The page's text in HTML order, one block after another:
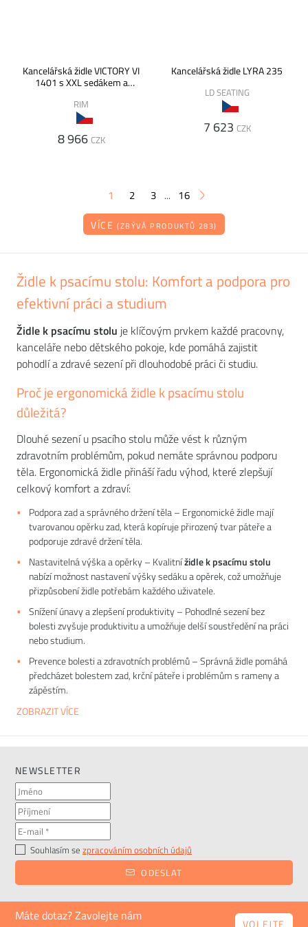
Kancelářská židle VICTORY VI
1401 s XXL sedákem a
RIM
8 966 CZK
Kancelářská židle LYRA 235
LD SEATING
7 623 CZK
1 2 3 ... 16
VÍCE (ZBÝVÁ PRODUKTŮ 283)
Židle k psacímu stolu: Komfort a podpora pro
efektivní práci a studium
Židle k psacímu stolu je klíčovým prvkem každé pracovny,
kanceláře nebo dětského pokoje, kde pomáhá zajistit
pohodlí a zdravé sezení při dlouhodobé práci či studiu.
únavu a pomáhá předcházet bolestem zad a krční páteře.
Na trhu je dnes k dispozici široká škála židlí k psacímu stolu,
vlastnostmi. Výběrem vhodné židle lze zajistit maximální
pohodlí i estetický přínos do pracovního prostoru.
Proč je ergonomická židle k psacímu stolu
důležitá?
Dlouhé sezení u psacího stolu může vést k různým
zdravotním problémům, pokud nemáte správnou podporu
těla. Ergonomická židle přináší řadu výhod, které zlepšují
celkový komfort a zdraví:
Podpora zad a správného držení těla – Ergonomické židle mají
tvarovanou opěrku zad, která kopíruje přirozený tvar páteře a
podporuje zdravé držení těla.
Nastavitelná výška a opěrky – Kvalitnížidle k psacímu stolu
nabízí možnost nastavení výšky sedáku a opěrek, což umožňuje
přizpůsobení židle potřebám každého uživatele.
Snížení únavy a zlepšení produktivity – Pohodlné sezení bez
bolesti zvyšuje produktivitu a umožňuje delší soustředění na práci
nebo studium.
Prevence bolesti a zdravotních problémů – Správná židle pomáhá
předcházet bolestem zad, krční páteře i problémům s rameny a
zápěstím.
ZOBRAZIT VÍCE
NEWSLETTER
Souhlasím se zpracováním osobních údajů
ODESLAT
Máte dotaz? Zavolejte nám